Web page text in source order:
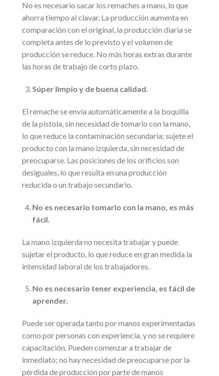
No es necesario sacar los remaches a mano, lo que
ahorra tiempo al clavar. La producción aumenta en
comparación con el original, la producción diaria se
completa antes de lo previsto y el volumen de
producción se reduce. No más horas extras durante
las horas de trabajo de corto plazo.
Súper limpio y de buena calidad.
El remache se envía automáticamente a la boquilla
de la pistola, sin necesidad de tomarlo con la mano,
lo que reduce la contaminación secundaria; sujete el
producto con la mano izquierda, sin necesidad de
preocuparse. Las posiciones de los orificios son
desiguales, lo que resulta en una producción
reducida o un trabajo secundario.
No es necesario tomarlo con la mano, es más
fácil.
La mano izquierda no necesita trabajar y puede
sujetar el producto, lo que reduce en gran medida la
intensidad laboral de los trabajadores.
No es necesario tener experiencia, es fácil de
aprender.
Puede ser operada tanto por manos experimentadas
como por personas con experiencia, y no se requiere
capacitación. Pueden comenzar a trabajar de
inmediato; no hay necesidad de preocuparse por la
pérdida de producción por parte de manos